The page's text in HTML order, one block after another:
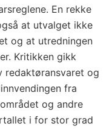
En rekke
at utvalget ikke
og at utredningen
Kritikken gikk
redaktøransvaret og
fra
og andre
i for stor grad